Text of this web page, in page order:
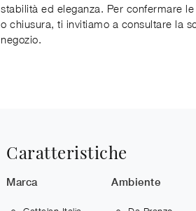
stabilità ed eleganza. Per confermare
o chiusura, ti invitiamo a consultare la
negozio.
Caratteristiche
Marca Ambiente